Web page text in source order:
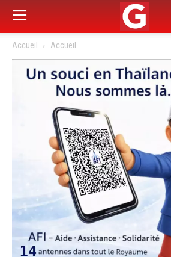
Accueil Accueil